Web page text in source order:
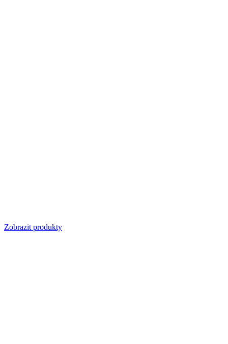
Zobrazit produkty